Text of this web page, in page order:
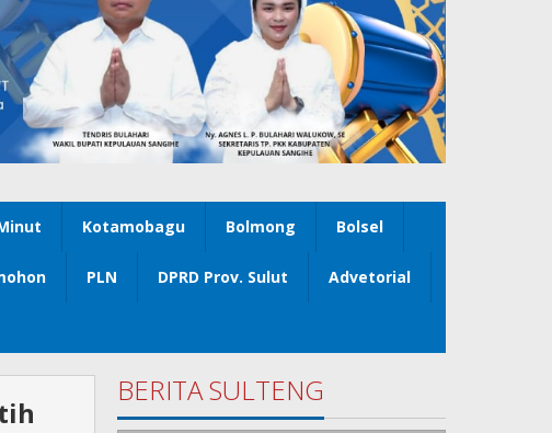
Kotamobagu Bolmong Bolsel
PLN DPRD Prov. Sulut Advetorial
BERITA SULTENG